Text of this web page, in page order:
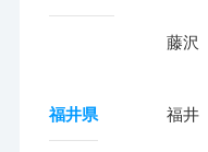
藤沢
福井県 福井